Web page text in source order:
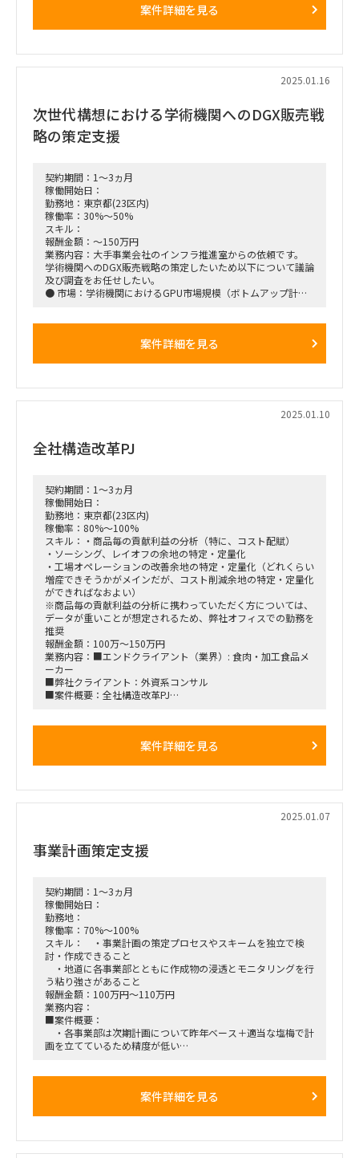
● 競合：競合他社の動向・小売業向け戦略の理解
案件詳細を見る
2025.01.16
次世代構想における学術機関へのDGX販売戦
略の策定支援
契約期間：1～3ヵ月
稼働開始日：
勤務地：東京都(23区内)
稼働率：30%～50%
スキル：
報酬金額：～150万円
業務内容：大手事業会社のインフラ推進室からの依頼です。
学術機関へのDGX販売戦略の策定したいため以下について議論
及び調査をお任せしたい。
● 市場：学術機関におけるGPU市場規模（ボトムアップ計算/
● 競合：競合他社の動向・学術機関向け戦略の理解
案件詳細を見る
2025.01.10
全社構造改革PJ
契約期間：1～3ヵ月
稼働開始日：
勤務地：東京都(23区内)
稼働率：80%～100%
スキル：・商品毎の貢献利益の分析（特に、コスト配賦）
・ソーシング、レイオフの余地の特定・定量化
・工場オペレーションの改善余地の特定・定量化（どれくらい
増産できそうかがメインだが、コスト削減余地の特定・定量化
ができればなおよい）
※商品毎の貢献利益の分析に携わっていただく方については、
データが重いことが想定されるため、弊社オフィスでの勤務を
推奨
報酬金額：100万～150万円
業務内容：■エンドクライアント（業界）: 食肉・加工食品メ
ーカー
■弊社クライアント：外資系コンサル
■案件概要：全社構造改革PJ
外資系コンサルのモジュールリーダーをサポートしていただく
れない（クライアントとのインタビューにより、生産性の低い
工場を選定していただく予定）
案件詳細を見る
2025.01.07
事業計画策定支援
契約期間：1～3ヵ月
稼働開始日：
勤務地：
稼働率：70%～100%
スキル： ・事業計画の策定プロセスやスキームを独立で検
討・作成できること
・地道に各事業部とともに作成物の浸透とモニタリングを行
う粘り強さがあること
報酬金額：100万円～110万円
業務内容：
■案件概要：
・各事業部は次期計画について昨年ベース＋適当な塩梅で計
画を立てているため精度が低い
・計画策定のフォーマットの作成や各事業部に寄り添った策
案件詳細を見る